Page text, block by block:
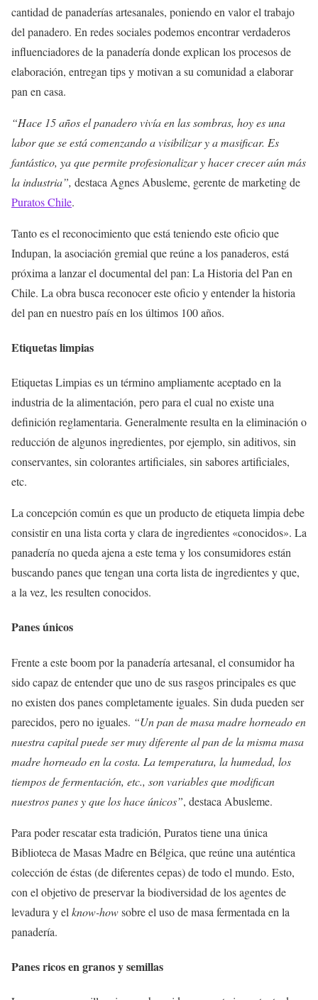
cantidad de panaderías artesanales, poniendo en valor el trabajo
del panadero. En redes sociales podemos encontrar verdaderos
influenciadores de la panadería donde explican los procesos de
elaboración, entregan tips y motivan a su comunidad a elaborar
pan en casa.
“Hace 15 años el panadero vivía en las sombras, hoy es una
labor que se está comenzando a visibilizar y a masificar. Es
fantástico, ya que permite profesionalizar y hacer crecer aún más
la industria”, destaca Agnes Abusleme, gerente de marketing de
Puratos Chile.
Tanto es el reconocimiento que está teniendo este oficio que
Indupan, la asociación gremial que reúne a los panaderos, está
próxima a lanzar el documental del pan: La Historia del Pan en
Chile. La obra busca reconocer este oficio y entender la historia
del pan en nuestro país en los últimos 100 años.
Etiquetas limpias
Etiquetas Limpias es un término ampliamente aceptado en la
industria de la alimentación, pero para el cual no existe una
definición reglamentaria. Generalmente resulta en la eliminación o
reducción de algunos ingredientes, por ejemplo, sin aditivos, sin
conservantes, sin colorantes artificiales, sin sabores artificiales,
etc.
La concepción común es que un producto de etiqueta limpia debe
consistir en una lista corta y clara de ingredientes «conocidos». La
panadería no queda ajena a este tema y los consumidores están
buscando panes que tengan una corta lista de ingredientes y que,
a la vez, les resulten conocidos.
Panes únicos
Frente a este boom por la panadería artesanal, el consumidor ha
sido capaz de entender que uno de sus rasgos principales es que
no existen dos panes completamente iguales. Sin duda pueden ser
parecidos, pero no iguales. “Un pan de masa madre horneado en
nuestra capital puede ser muy diferente al pan de la misma masa
madre horneado en la costa. La temperatura, la humedad, los
tiempos de fermentación, etc., son variables que modifican
nuestros panes y que los hace únicos”, destaca Abusleme.
Para poder rescatar esta tradición, Puratos tiene una única
Biblioteca de Masas Madre en Bélgica, que reúne una auténtica
colección de éstas (de diferentes cepas) de todo el mundo. Esto,
con el objetivo de preservar la biodiversidad de los agentes de
levadura y el know-howsobre el uso de masa fermentada en la
panadería.
Panes ricos en granos y semillas